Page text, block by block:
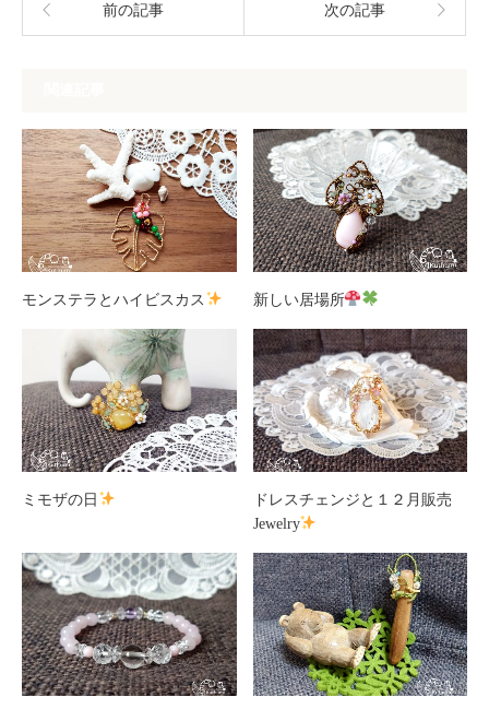
前の記事 次の記事
モンステラとハイビスカス 新しい居場所
ミモザの日
ドレスチェンジと１２月販売
Jewelry